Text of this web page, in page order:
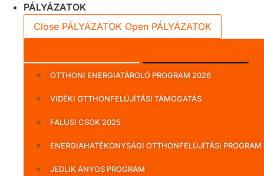
PÁLYÁZATOK
Close PÁLYÁZATOK Open PÁLYÁZATOK
OTTHONI ENERGIATÁROLÓ PROGRAM 2026
VIDÉKI OTTHONFELÚJÍTÁSI TÁMOGATÁS
FALUSI CSOK 2025
ENERGIAHATÉKONYSÁGI OTTHONFELÚJÍTÁSI PROGRAM
JEDLIK ÁNYOS PROGRAM